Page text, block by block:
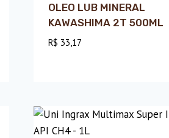
OLEO LUB MINERAL
KAWASHIMA 2T 500ML
R$ 33,17